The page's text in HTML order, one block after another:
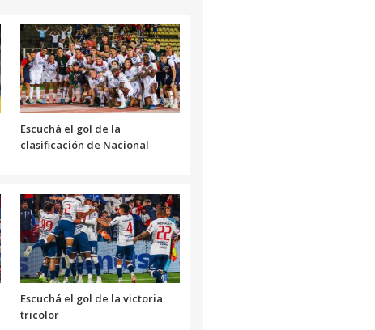
disminuir
el
volumen.
Escuchá el gol de la
clasificación de Nacional
Escuchá el gol de la victoria
tricolor